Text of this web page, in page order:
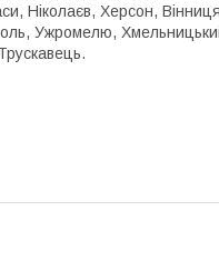
Ніколаєв, Херсон,
Ужромелю,